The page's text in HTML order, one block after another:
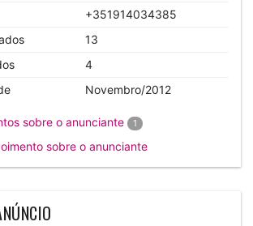
+351914034385
13
4
Novembro/2012
sobre o anunciante 1
sobre o anunciante